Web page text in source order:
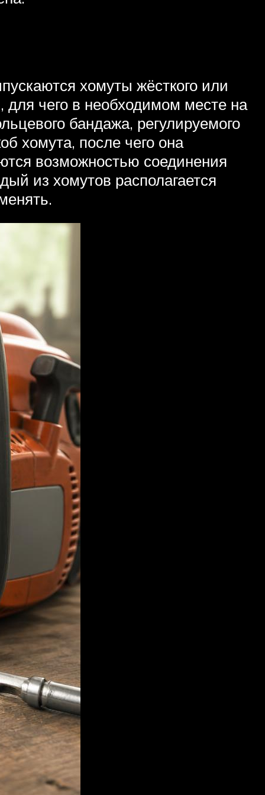
хомуты жёсткого или
чего в необходимом месте на
бандажа, регулируемого
хомута, после чего она
возможностью соединения
из хомутов располагается